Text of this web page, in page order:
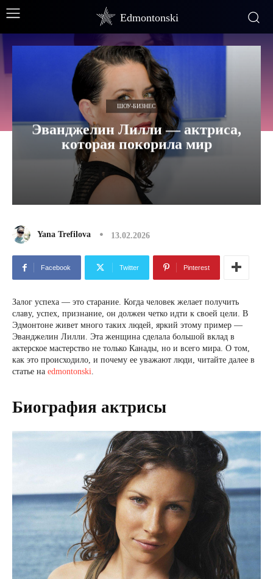
Edmontonski
ШОУ-БИЗНЕС
Эванджелин Лилли — актриса,
которая покорила мир
Yana Trefilova 13.02.2026
Facebook Twitter Pinterest
Залог успеха — это старание. Когда человек желает получить
славу, успех, признание, он должен четко идти к своей цели. В
Эдмонтоне живет много таких людей, яркий этому пример —
Эванджелин Лилли. Эта женщина сделала большой вклад в
актерское мастерство не только Канады, но и всего мира. О том,
как это происходило, и почему ее уважают люди, читайте далее в
статье на edmontonski.
Биография актрисы